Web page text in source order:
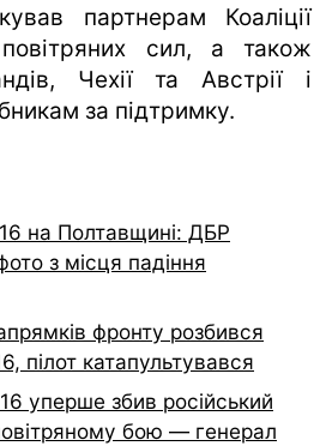
партнерам Коаліції
сил, а також
Чехії та Австрії і
за підтримку.
на Полтавщині: ДБР
з місця падіння
фронту розбився
пілот катапультувався
уперше збив російський
бою — генерал